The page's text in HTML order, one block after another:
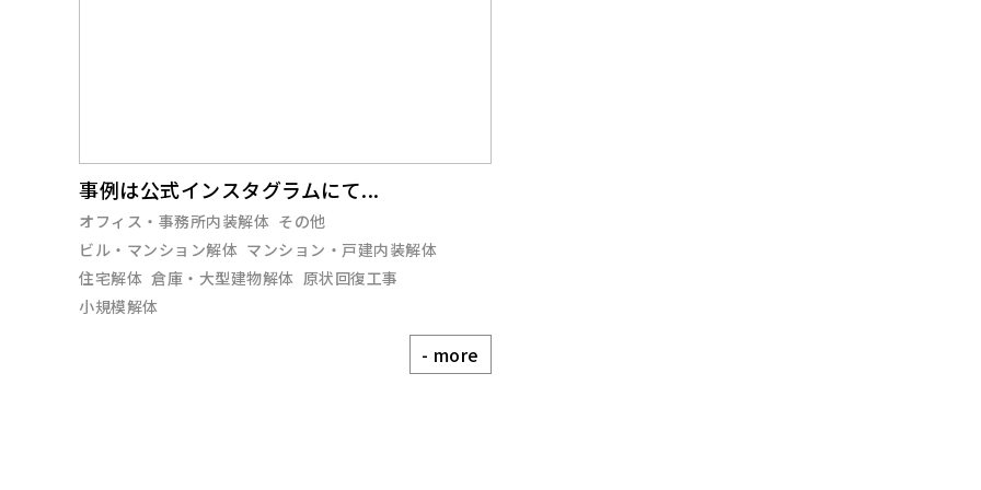
事例は公式インスタグラムにて...
オフィス・事務所内装解体 その他
ビル・マンション解体 マンション・戸建内装解体
住宅解体 倉庫・大型建物解体 原状回復工事
小規模解体
- more